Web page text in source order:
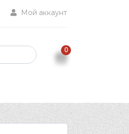
Мой аккаунт
0